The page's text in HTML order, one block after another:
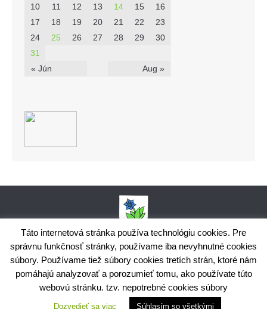
« Jún Aug »
10
11 12 13 14 15
16
17
18 19 20 21 22
23
24
25 26 27 28 29
30
31
Obecný úrad Bodiná, č. 102, 018 15 Prečín,
+421424398035,www.bodina.eu
IČO: 00 692 522, Prima banka Slovensko, a.s., IBAN: SK25 5600 0000
0029 9178 8001
Ochrana osobných údajov
Táto internetová stránka používa technológiu cookies. Pre
správnu funkčnosť stránky, používame iba nevyhnutné cookies
súbory. Používame tiež súbory cookies tretích strán, ktoré nám
pomáhajú analyzovať a porozumieť tomu, ako používate túto
webovú stránku. tzv. nepotrebné cookies súbory
Dozvedieť sa viac Súhlasím so všetkými